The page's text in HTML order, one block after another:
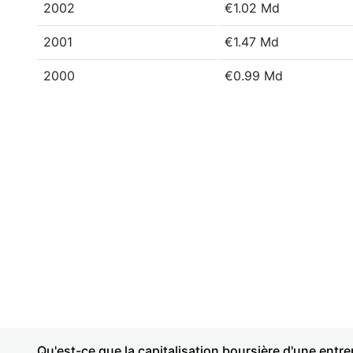
2002 €1.02 Md
2001 €1.47 Md
2000 €0.99 Md